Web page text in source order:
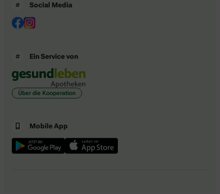
Social Media
Ein Service von
Über die Kooperation
Mobile App